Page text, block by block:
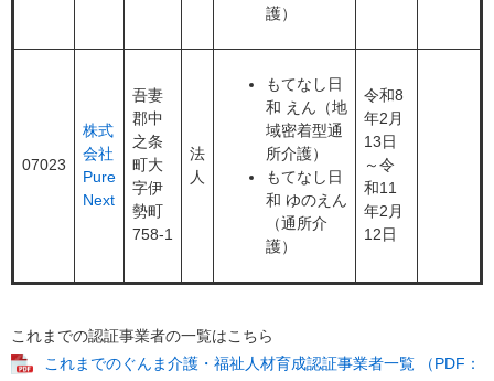
護）
07023
株式
会社
Pure
Next
吾妻
郡中
之条
町大
字伊
勢町
758-1
法
人
もてなし日
和 えん（地
域密着型通
所介護）
もてなし日
和 ゆのえん
（通所介
護）
令和8
年2月
13日
～令
和11
年2月
12日
これまでの認証事業者の一覧はこちら
これまでのぐんま介護・福祉人材育成認証事業者一覧 （PDF：